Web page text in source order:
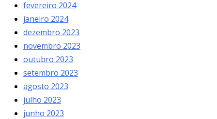
fevereiro 2024
janeiro 2024
dezembro 2023
novembro 2023
outubro 2023
setembro 2023
agosto 2023
julho 2023
junho 2023